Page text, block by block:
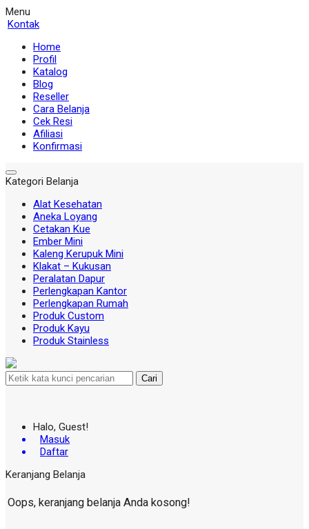
Menu
Kontak
Home
Profil
Katalog
Blog
Reseller
Cara Belanja
Cek Resi
Afiliasi
Konfirmasi
Kategori Belanja
Alat Kesehatan
Aneka Loyang
Cetakan Kue
Ember Mini
Kaleng Kerupuk Mini
Klakat – Kukusan
Peralatan Dapur
Perlengkapan Kantor
Perlengkapan Rumah
Produk Custom
Produk Kayu
Produk Stainless
Cari
Halo, Guest!
Masuk
Daftar
Keranjang Belanja
Oops, keranjang belanja Anda kosong!